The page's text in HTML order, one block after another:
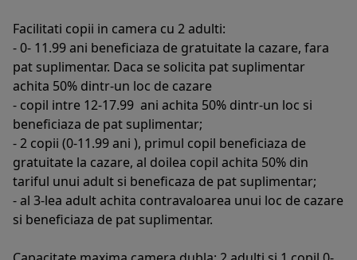
Facilitati copii in camera cu 2 adulti:
- 0- 11.99 ani beneficiaza de gratuitate la cazare, fara
pat suplimentar. Daca se solicita pat suplimentar
achita 50% dintr-un loc de cazare
- copil intre 12-17.99 ani achita 50% dintr-un loc si
beneficiaza de pat suplimentar;
- 2 copii (0-11.99 ani ), primul copil beneficiaza de
gratuitate la cazare, al doilea copil achita 50% din
tariful unui adult si beneficaza de pat suplimentar;
- al 3-lea adult achita contravaloarea unui loc de cazare
si beneficiaza de pat suplimentar.